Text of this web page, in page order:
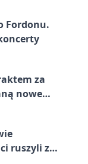
Fordonu.
za
nowe
ruszyli z